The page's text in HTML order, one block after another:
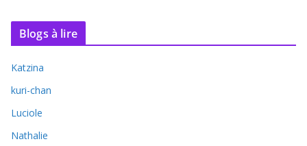
Blogs à lire
Katzina
kuri-chan
Luciole
Nathalie